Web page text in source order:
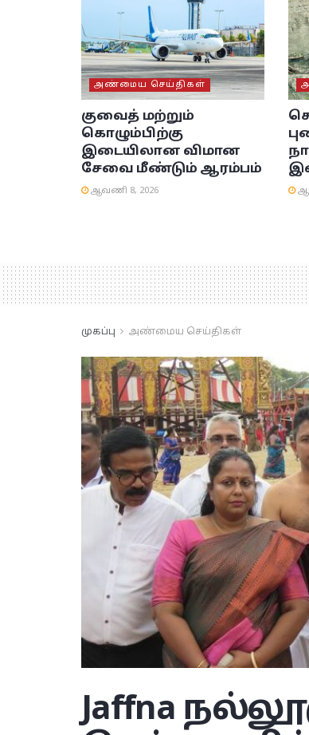
அண்மைய செய்திகள்
குவைத் மற்றும்
கொழும்பிற்கு
இடையிலான விமான
சேவை மீண்டும் ஆரம்பம்
ஆவணி 8, 2026
முகப்பு அண்மைய செய்திகள்
Jaffna